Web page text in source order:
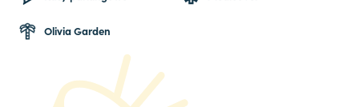
Olivia Garden